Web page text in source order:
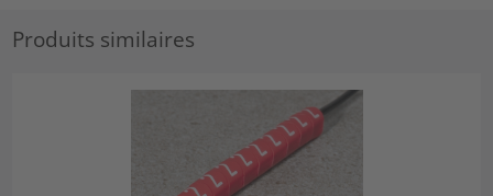
Produits similaires